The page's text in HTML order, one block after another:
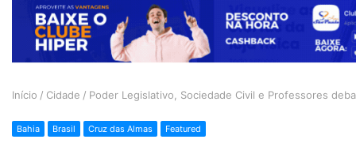
Início / Cidade / Poder Legislativo, Sociedade Civil e Professores
Bahia Brasil Cruz das Almas Featured